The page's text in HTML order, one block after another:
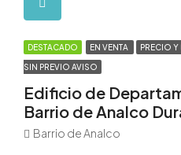
DESTACADO EN VENTA PRECIO
SIN PREVIO AVISO
Edificio de
Barrio de Analco
Barrio de Analco